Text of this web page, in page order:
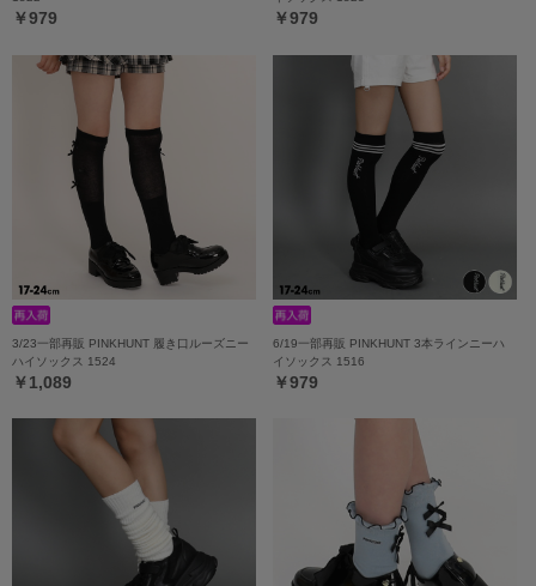
￥979 ￥979
3/23一部再販 PINKHUNT 履き口ルーズニー
ハイソックス 1524
￥1,089
6/19一部再販 PINKHUNT 3本ラインニーハ
イソックス 1516
￥979